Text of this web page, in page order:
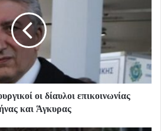
οι δίαυλοι επικοινωνίας
και Άγκυρας